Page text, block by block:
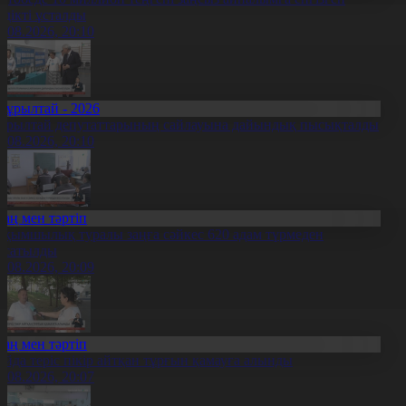
ұсталды
20:10
- 2026
депутаттарының сайлауына дайындық пысықталды
20:10
мен тәртіп
туралы заңға сәйкес 620 адам түрмеден
20:09
мен тәртіп
теріс пікір айтқан тұрғын қамауға алынды
20:07